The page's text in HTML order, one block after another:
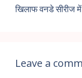
खिलाफ वनडे सीरीज
Leave a